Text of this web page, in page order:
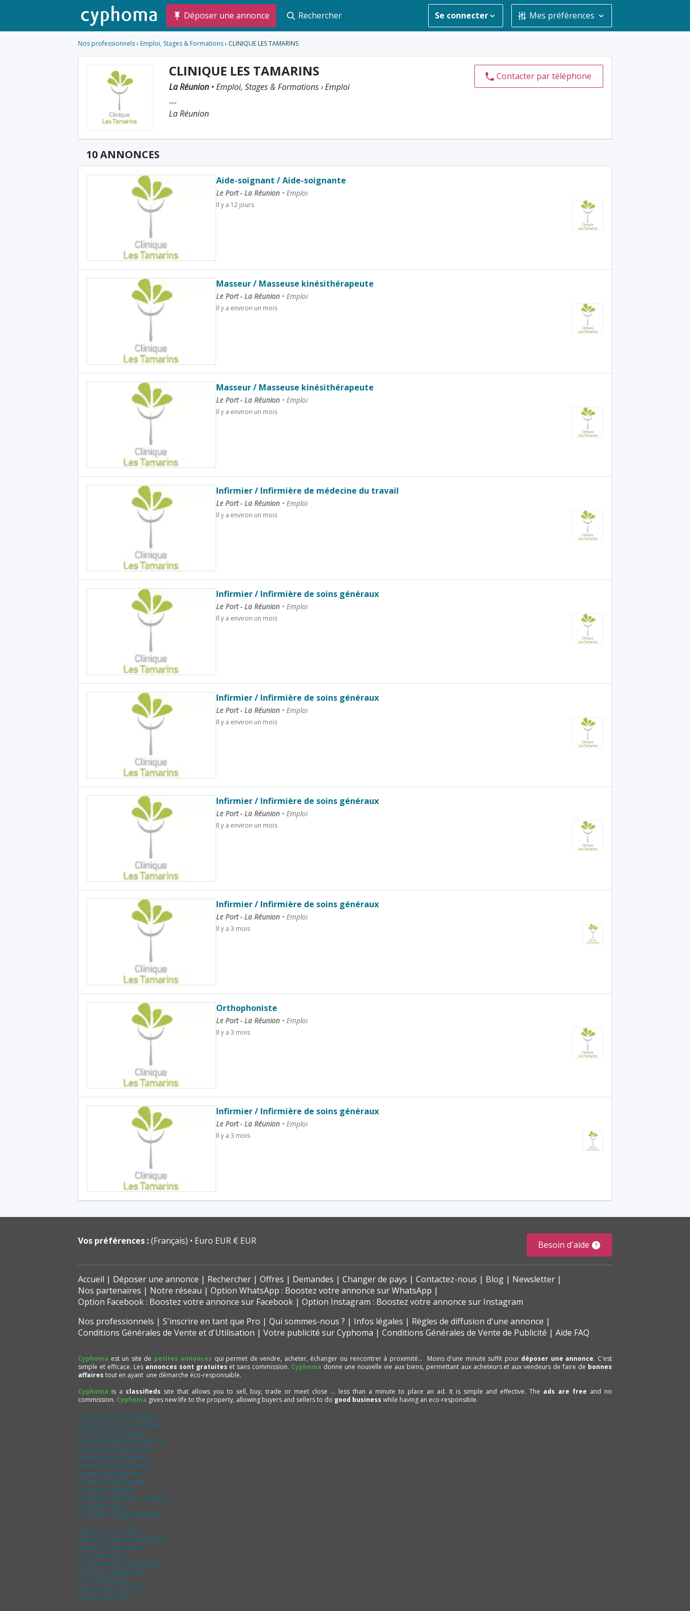
Déposer une annonce Rechercher Se connecter Mes préférences
Nos professionnels› Emploi, Stages & Formations› CLINIQUE LES TAMARINS
CLINIQUE LES TAMARINS
La Réunion • Emploi, Stages & Formations › Emploi
---
La Réunion
Contacter par téléphone
10 ANNONCES
Aide-soignant / Aide-soignante
Le Port - La Réunion • Emploi
Il y a 12 jours
Masseur / Masseuse kinésithérapeute
Le Port - La Réunion • Emploi
Il y a environ un mois
Masseur / Masseuse kinésithérapeute
Le Port - La Réunion • Emploi
Il y a environ un mois
Infirmier / Infirmière de médecine du travail
Le Port - La Réunion • Emploi
Il y a environ un mois
Infirmier / Infirmière de soins généraux
Le Port - La Réunion • Emploi
Il y a environ un mois
Infirmier / Infirmière de soins généraux
Le Port - La Réunion • Emploi
Il y a environ un mois
Infirmier / Infirmière de soins généraux
Le Port - La Réunion • Emploi
Il y a environ un mois
Infirmier / Infirmière de soins généraux
Le Port - La Réunion • Emploi
Il y a 3 mois
Orthophoniste
Le Port - La Réunion • Emploi
Il y a 3 mois
Infirmier / Infirmière de soins généraux
Le Port - La Réunion • Emploi
Il y a 3 mois
Vos préférences :(Français) Euro EUR € EUR Besoin d'aide
Accueil Déposer une annonce Rechercher Offres Demandes Changer de pays Contactez-nous Blog
Newsletter
Nos partenaires
Notre réseau
Option WhatsApp : Boostez votre annonce sur WhatsApp
Option Facebook : Boostez votre annonce sur Facebook
Option Instagram : Boostez votre annonce sur Instagram
Nos professionnels
S'inscrire en tant que Pro Qui sommes-nous ? Infos légales
Règles de diffusion d'une annonce
Conditions Générales de Vente et d'Utilisation
Votre publicité sur Cyphoma Conditions Générales de Vente de Publicité Aide FAQ
Cyphoma est un site de petites annonces qui permet de vendre, acheter, échanger ou rencontrer à proximité… Moins d'une minute suffit pour déposer une annonce. C'est
simple et efficace. Les annonces sont gratuites et sans commission. Cyphoma donne une nouvelle vie aux biens, permettant aux acheteurs et aux vendeurs de faire de bonnes
affaires tout en ayant une démarche éco-responsable.
Cyphoma is a classifieds site that allows you to sell, buy, trade or meet close ... less than a minute to place an ad. It is simple and effective. The ads are free and no
commission. Cyphoma gives new life to the property, allowing buyers and sellers to do good business while having an eco-responsible.
Annonces de la Martinique
Annonces de la Guadeloupe
Annonces de la Guyane
Annonces Nouvelle Calédonie
Annonces de Saint Martin
Annonces de la Réunion
Annonces de l'Ile Maurice
Annonces de Mayotte
Classifieds Sint Maarten
Classifieds Anguilla
Classifieds Saint Kitts and Nevis
Classifieds Saba
Classifieds Antigua Barbuda
Cyphoma on Google+
voiture occasion en Martinique
immobilier martinique
moto Martinique
occasion voiture Guadeloupe
immobilier guadeloupe
moto Guadeloupe
offres emploi st barth
logement st barth